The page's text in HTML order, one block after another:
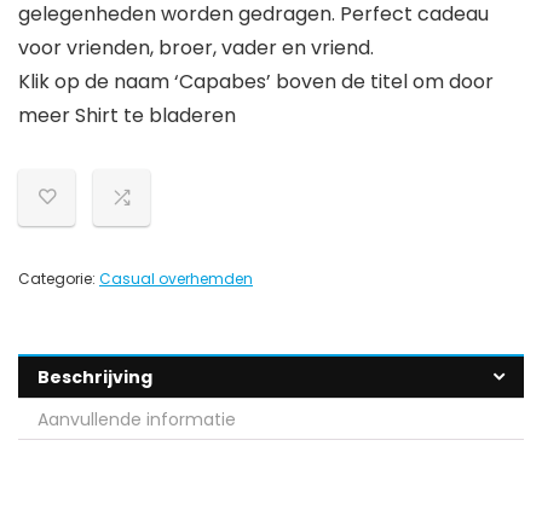
gelegenheden worden gedragen. Perfect cadeau
voor vrienden, broer, vader en vriend.
Klik op de naam ‘Capabes’ boven de titel om door
meer Shirt te bladeren
Categorie: Casual overhemden
Beschrijving
Aanvullende informatie